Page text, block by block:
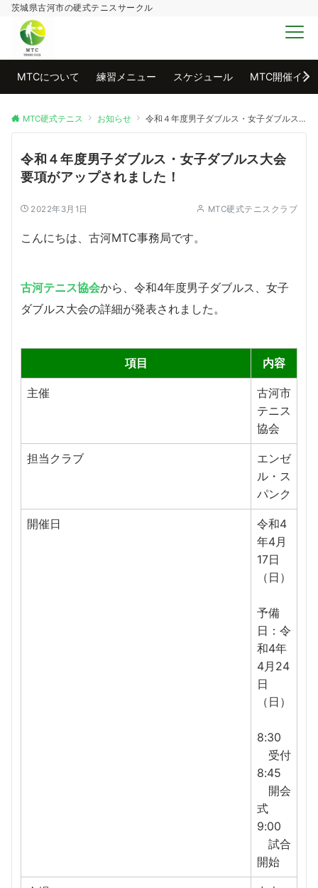
茨城県古河市の硬式テニスサークル
MTCについて 練習メニュー スケジュール MTC開催イベ
MTC硬式テニス お知らせ 令和４年度男子ダブルス・女子ダブルス大会要項がアップされました！
令和４年度男子ダブルス・女子ダブルス大会
要項がアップされました！
2022年3月1日 MTC硬式テニスクラブ
こんにちは、古河MTC事務局です。
古河テニス協会から、令和4年度男子ダブルス、女子
ダブルス大会の詳細が発表されました。
項目 内容
主催
古河市
テニス
協会
担当クラブ
エンゼ
ル・ス
パンク
開催日
令和4
年4月
17日
（日）
予備
日：令
和4年
4月24
日
（日）
8:30
受付
8:45
開会
式
9:00
試合
開始